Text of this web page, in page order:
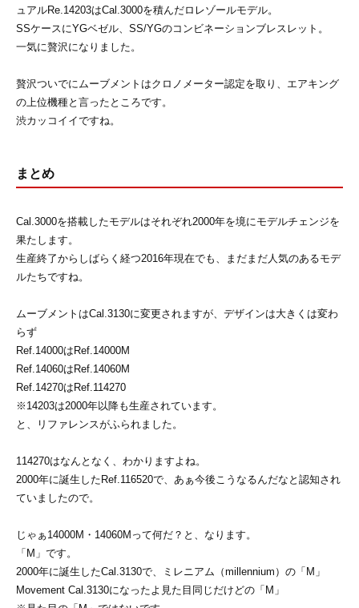
ュアルRe.14203はCal.3000を積んだロレゾールモデル。
SSケースにYGベゼル、SS/YGのコンビネーションブレスレット。
一気に贅沢になりました。
贅沢ついでにムーブメントはクロノメーター認定を取り、エアキング
の上位機種と言ったところです。
渋カッコイイですね。
まとめ
Cal.3000を搭載したモデルはそれぞれ2000年を境にモデルチェンジを
果たします。
生産終了からしばらく経つ2016年現在でも、まだまだ人気のあるモデ
ルたちですね。
ムーブメントはCal.3130に変更されますが、デザインは大きくは変わ
らず
Ref.14000はRef.14000M
Ref.14060はRef.14060M
Ref.14270はRef.114270
※14203は2000年以降も生産されています。
と、リファレンスがふられました。
114270はなんとなく、わかりますよね。
2000年に誕生したRef.116520で、あぁ今後こうなるんだなと認知され
ていましたので。
じゃぁ14000M・14060Mって何だ？と、なります。
「M」です。
2000年に誕生したCal.3130で、ミレニアム（millennium）の「M」
Movement Cal.3130になったよ見た目同じだけどの「M」